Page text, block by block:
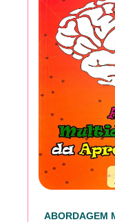
ABORDAGEM